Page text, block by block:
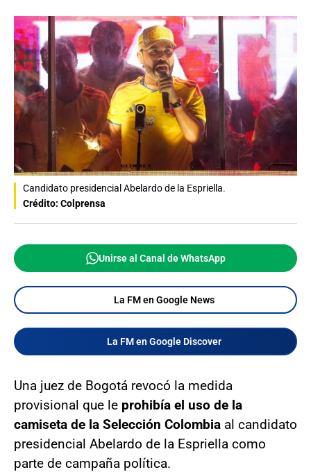
Candidato presidencial Abelardo de la Espriella.
Crédito: Colprensa
Unirse al Canal de WhatsApp
La FM en Google News
La FM en Google Discover
Una juez de Bogotá revocó la medida
provisional que le prohibía el uso de la
camiseta de la Selección Colombia al candidato
presidencial Abelardo de la Espriella como
parte de campaña política.